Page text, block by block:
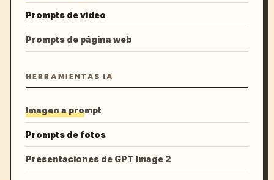
Prompts de video
Prompts de página web
HERRAMIENTAS IA
Imagen a prompt
Prompts de fotos
Presentaciones de GPT Image 2